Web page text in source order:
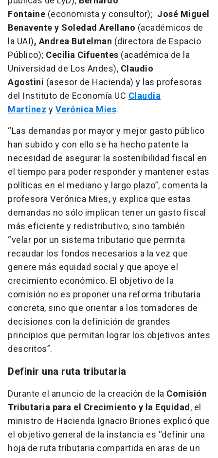
Fontaine (economista y consultor); José Miguel
Benavente y Soledad Arellano (académicos de
la UAI), Andrea Butelman (directora de Espacio
Público); Cecilia Cifuentes (académica de la
Universidad de Los Andes), Claudio
Agostini (asesor de Hacienda) y las profesoras
del Instituto de Economía UC Claudia
Martínez y Verónica Mies.
“Las demandas por mayor y mejor gasto público
han subido y con ello se ha hecho patente la
necesidad de asegurar la sostenibilidad fiscal en
el tiempo para poder responder y mantener estas
políticas en el mediano y largo plazo”, comenta la
profesora Verónica Mies, y explica que estas
demandas no sólo implican tener un gasto fiscal
más eficiente y redistributivo, sino también
“velar por un sistema tributario que permita
recaudar los fondos necesarios a la vez que
genere más equidad social y que apoye el
crecimiento económico. El objetivo de la
comisión no es proponer una reforma tributaria
concreta, sino que orientar a los tomadores de
decisiones con la definición de grandes
principios que permitan lograr los objetivos antes
descritos”.
Definir una ruta tributaria
Durante el anuncio de la creación de la Comisión
Tributaria para el Crecimiento y la Equidad , el
ministro de Hacienda Ignacio Briones explicó que
el objetivo general de la instancia es “definir una
hoja de ruta tributaria compartida en aras de un